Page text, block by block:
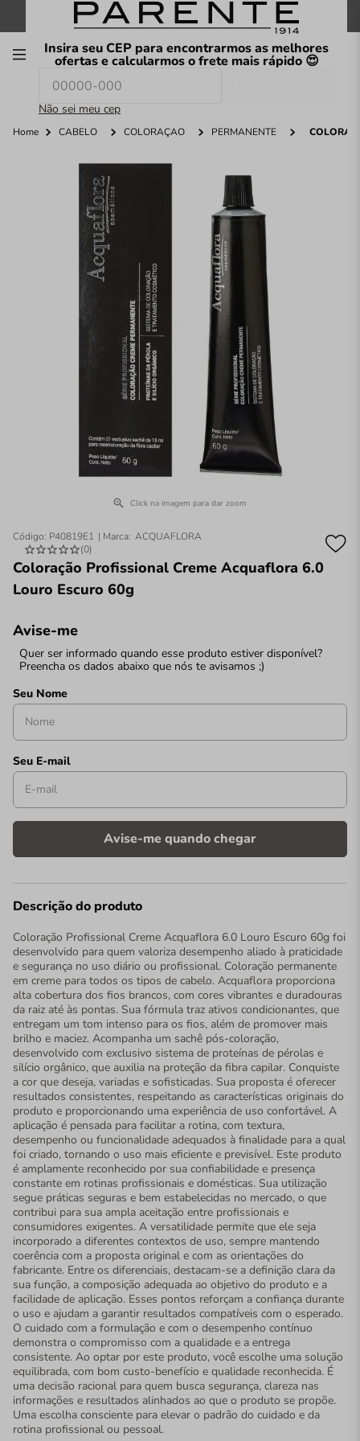
FRETE GRÁTIS nas compras a partir de R$199
Insira seu CEP para encontrarmos as melhores
ofertas e calcularmos o frete mais rápido 😍
Não sei meu cep
O que você procura hoje?
Home CABELO COLORAÇÃO PERMANENTE
Click na imagem para dar zoom
Código: P40819E1
ACQUAFLORA
(0)
Coloração Profissional Creme Acquaflora 6.0
Louro Escuro 60g
Descrição do produto
Coloração Profissional Creme Acquaflora 6.0 Louro Escuro 60g foi
desenvolvido para quem valoriza desempenho aliado à praticidade
e segurança no uso diário ou profissional. Coloração permanente
em creme para todos os tipos de cabelo. Acquaflora proporciona
alta cobertura dos fios brancos, com cores vibrantes e duradouras
da raiz até às pontas. Sua fórmula traz ativos condicionantes, que
entregam um tom intenso para os fios, além de promover mais
brilho e maciez. Acompanha um sachê pós-coloração,
desenvolvido com exclusivo sistema de proteínas de pérolas e
silício orgânico, que auxilia na proteção da fibra capilar. Conquiste
a cor que deseja, variadas e sofisticadas. Sua proposta é oferecer
resultados consistentes, respeitando as características originais do
produto e proporcionando uma experiência de uso confortável. A
aplicação é pensada para facilitar a rotina, com textura,
desempenho ou funcionalidade adequados à finalidade para a qual
foi criado, tornando o uso mais eficiente e previsível. Este produto
é amplamente reconhecido por sua confiabilidade e presença
constante em rotinas profissionais e domésticas. Sua utilização
segue práticas seguras e bem estabelecidas no mercado, o que
contribui para sua ampla aceitação entre profissionais e
consumidores exigentes. A versatilidade permite que ele seja
incorporado a diferentes contextos de uso, sempre mantendo
coerência com a proposta original e com as orientações do
fabricante. Entre os diferenciais, destacam-se a definição clara da
sua função, a composição adequada ao objetivo do produto e a
facilidade de aplicação. Esses pontos reforçam a confiança durante
o uso e ajudam a garantir resultados compatíveis com o esperado.
O cuidado com a formulação e com o desempenho contínuo
demonstra o compromisso com a qualidade e a entrega
consistente. Ao optar por este produto, você escolhe uma solução
equilibrada, com bom custo-benefício e qualidade reconhecida. É
uma decisão racional para quem busca segurança, clareza nas
informações e resultados alinhados ao que o produto se propõe.
Uma escolha consciente para elevar o padrão do cuidado e da
rotina profissional ou pessoal.